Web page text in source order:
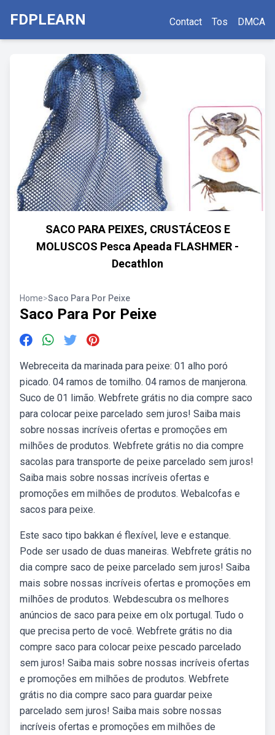
FDPLEARN Contact Tos DMCA
SACO PARA PEIXES, CRUSTÁCEOS E
MOLUSCOS Pesca Apeada FLASHMER -
Decathlon
Home>Saco Para Por Peixe
Saco Para Por Peixe
Webreceita da marinada para peixe: 01 alho poró
picado. 04 ramos de tomilho. 04 ramos de manjerona.
Suco de 01 limão. Webfrete grátis no dia compre saco
para colocar peixe parcelado sem juros! Saiba mais
sobre nossas incríveis ofertas e promoções em
milhões de produtos. Webfrete grátis no dia compre
sacolas para transporte de peixe parcelado sem juros!
Saiba mais sobre nossas incríveis ofertas e
promoções em milhões de produtos. Webalcofas e
sacos para peixe.
Este saco tipo bakkan é flexível, leve e estanque.
Pode ser usado de duas maneiras. Webfrete grátis no
dia compre saco de peixe parcelado sem juros! Saiba
mais sobre nossas incríveis ofertas e promoções em
milhões de produtos. Webdescubra os melhores
anúncios de saco para peixe em olx portugal. Tudo o
que precisa perto de você. Webfrete grátis no dia
compre saco para colocar peixe pescado parcelado
sem juros! Saiba mais sobre nossas incríveis ofertas
e promoções em milhões de produtos. Webfrete
grátis no dia compre saco para guardar peixe
parcelado sem juros! Saiba mais sobre nossas
incríveis ofertas e promoções em milhões de